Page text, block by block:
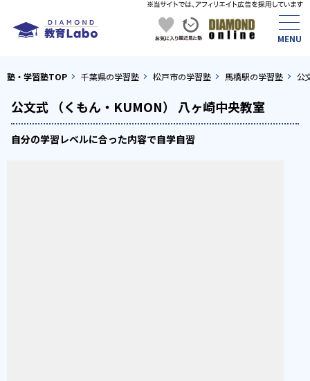
塾・学習塾TOP 千葉県の学習塾 松戸市の学習塾 馬橋駅の学習塾 公
公文式 （くもん・KUMON） 八ヶ崎中央教室
自分の学習レベルに合った内容で自学自習